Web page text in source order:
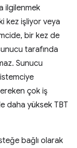
ilgilenmek
kez işliyor veya
bir kez de
tarafında
Sunucu
çok iş
daha yüksek TBT
bağlı olarak